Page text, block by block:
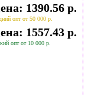
1390.56 р.
опт от 50 000 р.
1557.43 р.
опт от 10 000 р.